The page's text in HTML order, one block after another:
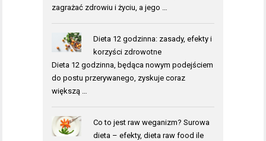
zagrażać zdrowiu i życiu, a jego …
Dieta 12 godzinna: zasady, efekty i
korzyści zdrowotne
Dieta 12 godzinna, będąca nowym podejściem
do postu przerywanego, zyskuje coraz
większą …
Co to jest raw weganizm? Surowa
dieta – efekty, dieta raw food ile